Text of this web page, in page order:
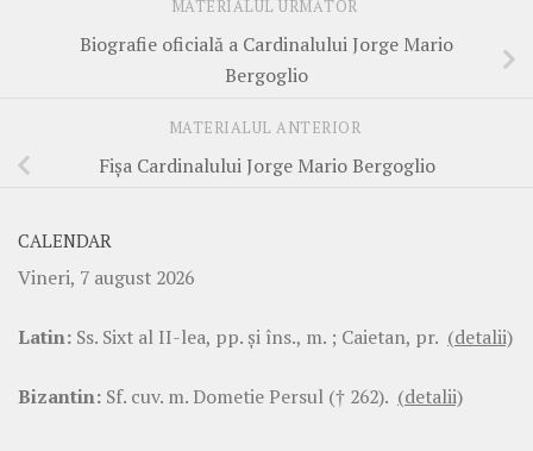
MATERIALUL URMĂTOR
Biografie oficială a Cardinalului Jorge Mario
Bergoglio
MATERIALUL ANTERIOR
Fişa Cardinalului Jorge Mario Bergoglio
CALENDAR
Vineri, 7 august 2026
Latin: Ss. Sixt al II-lea, pp. şi îns., m. ; Caietan, pr. (detalii)
Bizantin: Sf. cuv. m. Dometie Persul († 262). (detalii)